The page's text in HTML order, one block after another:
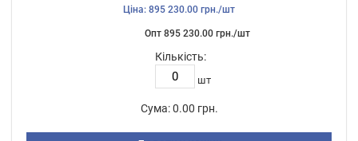
Ціна: 895 230.00 грн./шт
Опт 895 230.00 грн./шт
Кількість:
шт
Сума: 0.00 грн.